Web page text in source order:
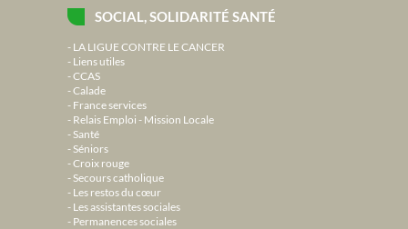
SOCIAL, SOLIDARITÉ SANTÉ
LA LIGUE CONTRE LE CANCER
Liens utiles
CCAS
Calade
France services
Relais Emploi - Mission Locale
Santé
Séniors
Croix rouge
Secours catholique
Les restos du cœur
Les assistantes sociales
Permanences sociales